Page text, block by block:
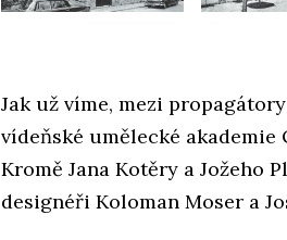
Jak už víme, mezi
vídeňské umělecké
Kromě Jana Kotěry a Jožeho
designéři Koloman Moser a